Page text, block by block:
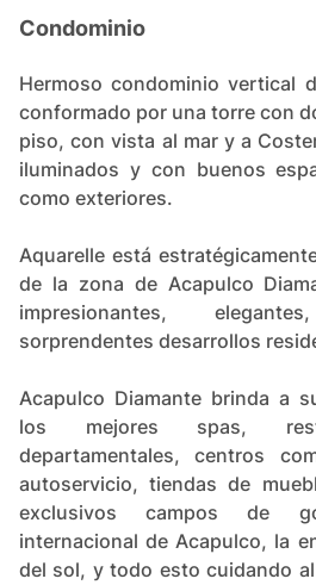
Condominio
Hermoso condominio vertical
conformado por una torre con
piso, con vista al mar y a
iluminados y con buenos
como exteriores.
Aquarelle está
de la zona de Acapulco
impresionantes,
sorprendentes desarrollos
Acapulco Diamante brinda a
los mejores spas,
departamentales, centros
autoservicio, tiendas de
exclusivos campos de
internacional de Acapulco, la
del sol, y todo esto cuidando